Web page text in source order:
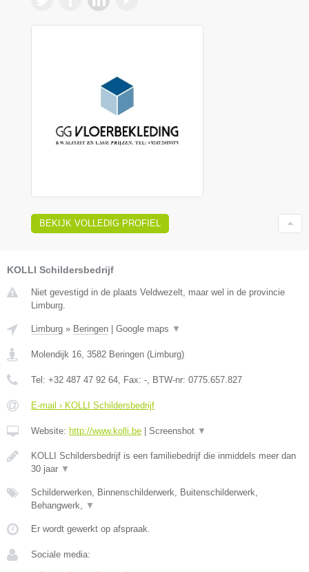
BEKIJK VOLLEDIG PROFIEL
KOLLI Schildersbedrijf
Niet gevestigd in de plaats Veldwezelt, maar wel in de provincie
Limburg.
Limburg » Beringen Google maps ▼
Molendijk 16, 3582 Beringen (Limburg)
Tel: +32 487 47 92 64, Fax: -, BTW-nr: 0775.657.827
E-mail › KOLLI Schildersbedrijf
Website: http://www.kolli.be Screenshot ▼
KOLLI Schildersbedrijf is een familiebedrijf die inmiddels meer dan
30 jaar ▼
Schilderwerken, Binnenschilderwerk, Buitenschilderwerk,
Behangwerk, ▼
Er wordt gewerkt op afspraak.
Sociale media: